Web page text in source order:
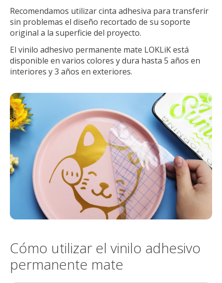
Recomendamos utilizar cinta adhesiva para transferir
sin problemas el diseño recortado de su soporte
original a la superficie del proyecto.
El vinilo adhesivo permanente mate LOKLiK está
disponible en varios colores y dura hasta 5 años en
interiores y 3 años en exteriores.
Cómo utilizar el vinilo adhesivo
permanente mate